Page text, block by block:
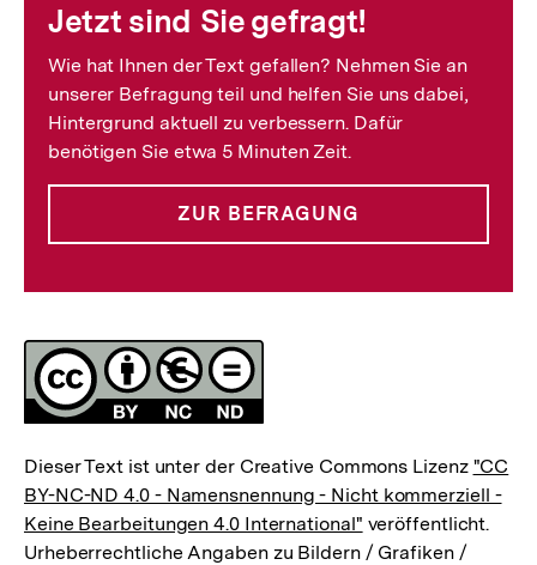
Jetzt sind Sie gefragt!
Wie hat Ihnen der Text gefallen? Nehmen Sie an
unserer Befragung teil und helfen Sie uns dabei,
Hintergrund aktuell zu verbessern. Dafür
benötigen Sie etwa 5 Minuten Zeit.
ZUR BEFRAGUNG
Lizenz
Dieser Text ist unter der Creative Commons Lizenz "CC
BY-NC-ND 4.0 - Namensnennung - Nicht kommerziell -
Keine Bearbeitungen 4.0 International" veröffentlicht.
Urheberrechtliche Angaben zu Bildern / Grafiken /